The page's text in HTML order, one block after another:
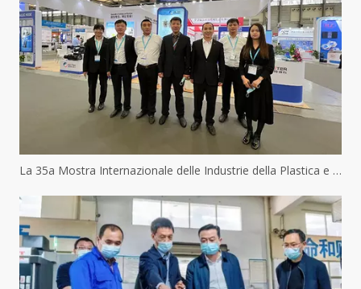
La 35a Mostra Internazionale delle Industrie della Plastica e della Gomma